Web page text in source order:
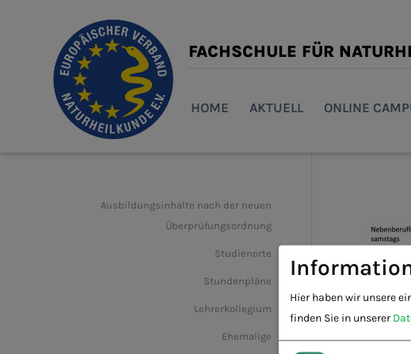
FACHSCHULE FÜR
HOME AKTUELL ONLINE
Ausbildungsinhalte nach der neuen
Überprüfungsordnung
Studienorte
Stundenpläne
Lehrerkollegium
Ehemalige
Hier haben wir unsere
finden Sie in unserer